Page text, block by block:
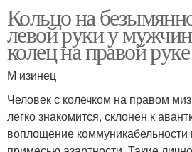
Кольцо на
левой руки у
колец на правой руке
М изинец
Человек с колечком на правом
легко знакомится, склонен к
воплощение коммуникабельности